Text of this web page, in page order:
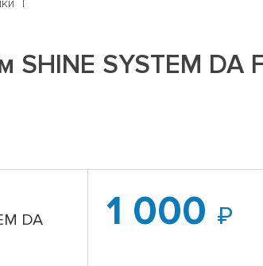
SYSTEM DA
DA
1 000